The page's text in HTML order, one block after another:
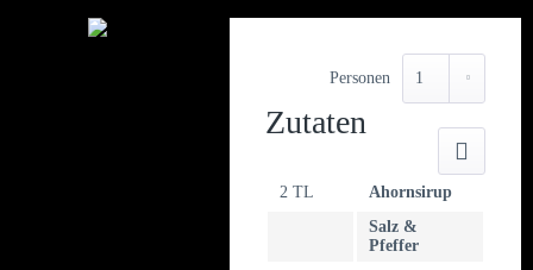
Personen
Zutaten
2 TL
Ahornsirup
Salz &
Pfeffer